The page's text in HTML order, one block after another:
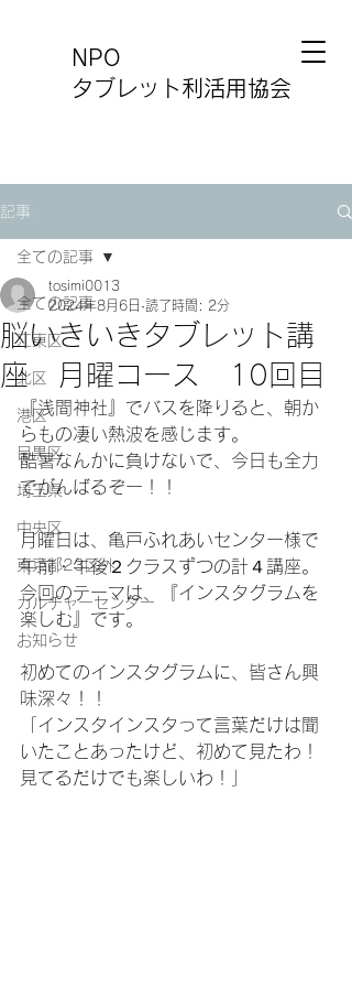
NPO
タブレット利活用協会
記事
全ての記事
江東区
北区
港区
目黒区
埼玉県
中央区
東京都23区外
カルチャーセンター
お知らせ
全ての記事
脳いきいきタブレット講
座 月曜コース 10回目
tosimi0013
2024年8月6日 読了時間: 2分
『浅間神社』でバスを降りると、朝か
らもの凄い熱波を感じます。
酷暑なんかに負けないで、今日も全力
でがんばるぞー！！
月曜日は、亀戸ふれあいセンター様で
午前・午後２クラスずつの計４講座。
今回のテーマは、『インスタグラムを
楽しむ』です。
初めてのインスタグラムに、皆さん興
味深々！！
「インスタインスタって言葉だけは聞
いたことあったけど、初めて見たわ！
見てるだけでも楽しいわ！」